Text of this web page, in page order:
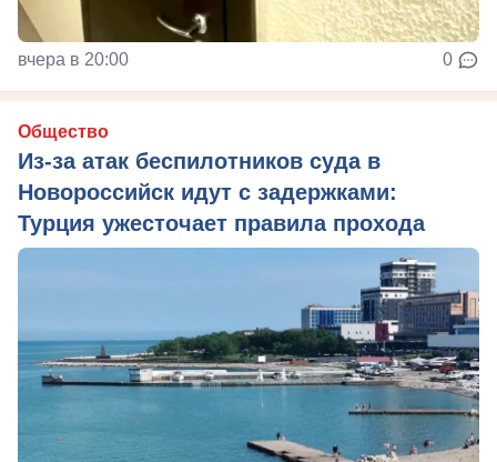
вчера в 20:00 0
Общество
Из‑за атак беспилотников суда в
Новороссийск идут с задержками:
Турция ужесточает правила прохода